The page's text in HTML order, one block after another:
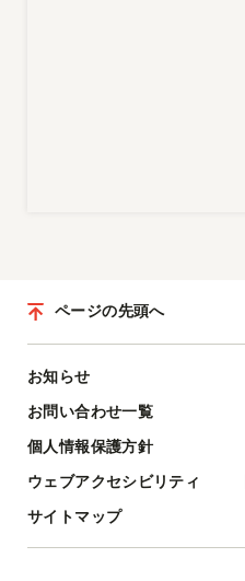
お知らせ
お問い合わせ一覧
個人情報保護方針
ウェブアクセシビリティ
サイトマップ
ページの先頭へ